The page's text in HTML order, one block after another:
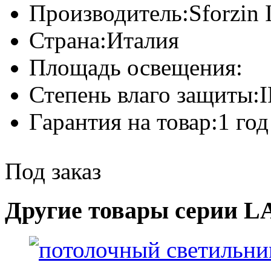
Производитель:Sforzin
Страна:Италия
Площадь освещения:
Степень влаго защиты:
Гарантия на товар:1 год
Под заказ
Другие товары серии